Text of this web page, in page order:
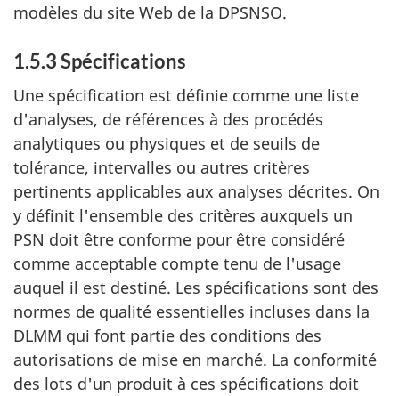
modèles du site Web de la DPSNSO.
1.5.3 Spécifications
Une spécification est définie comme une liste
d'analyses, de références à des procédés
analytiques ou physiques et de seuils de
tolérance, intervalles ou autres critères
pertinents applicables aux analyses décrites. On
y définit l'ensemble des critères auxquels un
PSN doit être conforme pour être considéré
comme acceptable compte tenu de l'usage
auquel il est destiné. Les spécifications sont des
normes de qualité essentielles incluses dans la
DLMM qui font partie des conditions des
autorisations de mise en marché. La conformité
des lots d'un produit à ces spécifications doit